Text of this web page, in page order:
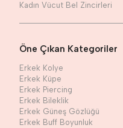
Kadın Vücut Bel Zincirleri
Öne Çıkan Kategoriler
Erkek Kolye
Erkek Küpe
Erkek Piercing
Erkek Bileklik
Erkek Güneş Gözlüğü
Erkek Buff Boyunluk